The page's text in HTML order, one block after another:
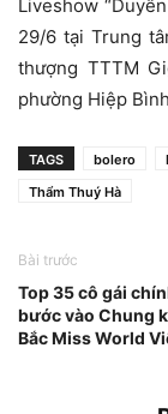
Liveshow
29/6 tại Trung
thượng TTTM
phường Hiệp
TAGS bolero
Thẩm Thuý Hà
Bài trước
Top 35 cô gái
bước vào Chung
Bắc Miss World